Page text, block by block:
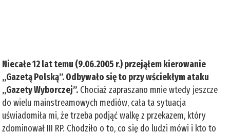
Niecałe 12 lat temu (9.06.2005 r.) przejąłem kierowanie
„Gazetą Polską”. Odbywało się to przy wściekłym ataku
„Gazety Wyborczej”. Chociaż zapraszano mnie wtedy jeszcze
do wielu mainstreamowych mediów, cała ta sytuacja
uświadomiła mi, że trzeba podjąć walkę z przekazem, który
zdominował III RP. Chodziło o to, co się do ludzi mówi i kto to